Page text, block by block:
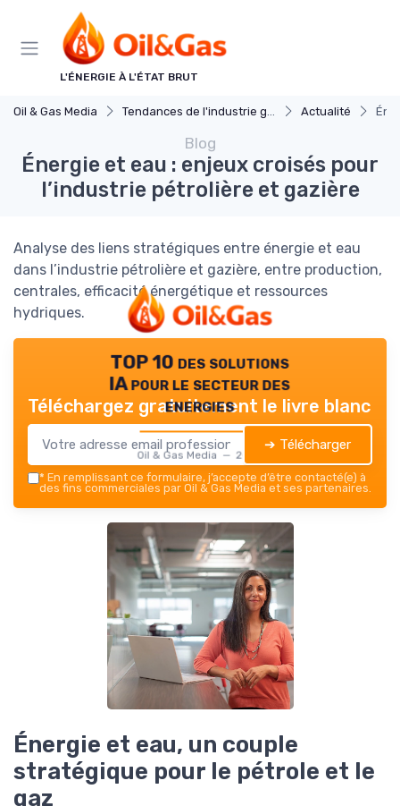
L'ÉNERGIE À L'ÉTAT BRUT
Oil & Gas Media Tendances de l'industrie gaz et petrole Actualité
Blog
Énergie et eau : enjeux croisés pour
l’industrie pétrolière et gazière
Analyse des liens stratégiques entre énergie et eau
dans l’industrie pétrolière et gazière, entre production,
centrales, efficacité énergétique et ressources
hydriques.
TOP 10 des solutions
IA pour le secteur des
energies
Oil & Gas Media — 2026
Téléchargez gratuitement le livre blanc
➔ Télécharger
* En remplissant ce formulaire, j’accepte d’être contacté(e) à
des fins commerciales par Oil & Gas Media et ses partenaires.
Énergie et eau, un couple
stratégique pour le pétrole et le
gaz
Panneau de gestion des cookies